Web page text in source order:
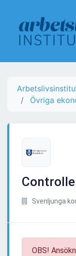
Övriga
Svenljunga
OBS!